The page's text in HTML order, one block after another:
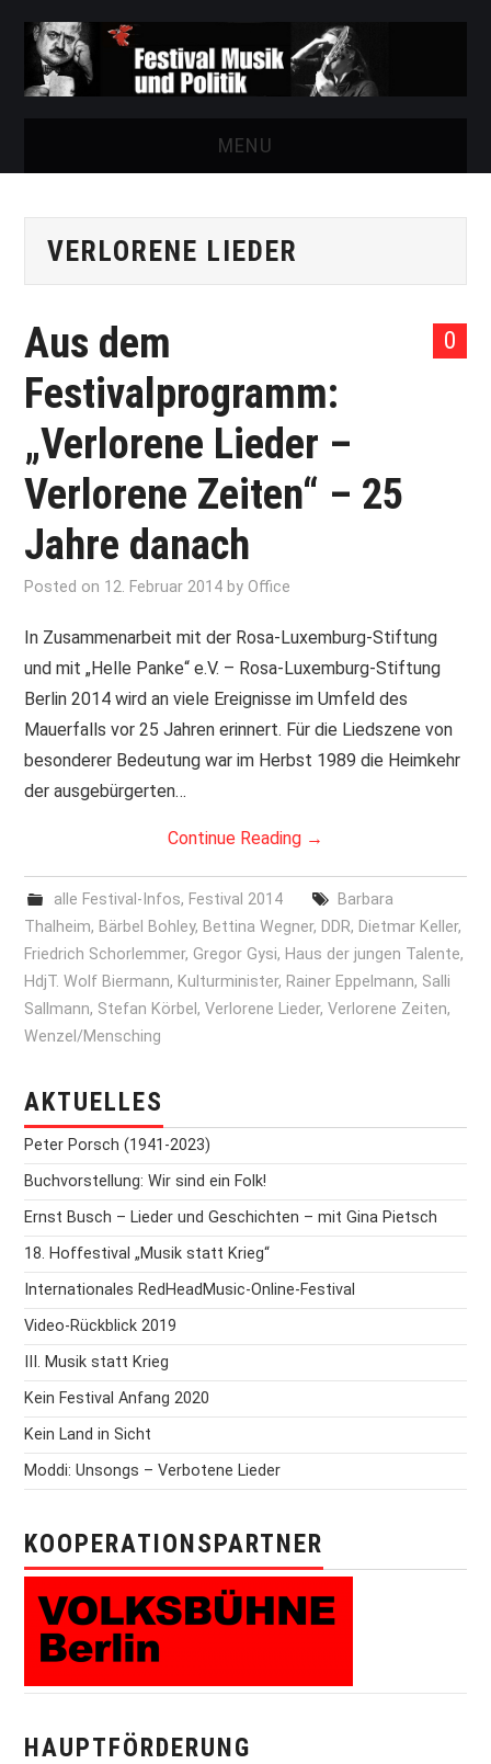
MENU
FESTIVAL
AUSSTELLUNGEN
ARCHIV
PRINT & CDS
IMPRESSUM
VERLORENE LIEDER
0
Aus dem
Festivalprogramm:
„Verlorene Lieder –
Verlorene Zeiten“ – 25
Jahre danach
Posted on 12. Februar 2014 byOffice
In Zusammenarbeit mit der Rosa-Luxemburg-Stiftung
und mit „Helle Panke“ e.V. – Rosa-Luxemburg-Stiftung
Berlin 2014 wird an viele Ereignisse im Umfeld des
Mauerfalls vor 25 Jahren erinnert. Für die Liedszene von
besonderer Bedeutung war im Herbst 1989 die Heimkehr
der ausgebürgerten…
Continue Reading →
alle Festival-Infos, Festival 2014
Barbara
Thalheim, Bärbel Bohley, Bettina Wegner, DDR, Dietmar Keller,
Friedrich Schorlemmer,Gregor Gysi, Haus der jungen Talente,
HdjT. Wolf Biermann, Kulturminister, Rainer Eppelmann, Salli
Sallmann, Stefan Körbel,Verlorene Lieder,Verlorene Zeiten,
Wenzel/Mensching
AKTUELLES
Peter Porsch (1941-2023)
Buchvorstellung: Wir sind ein Folk!
Ernst Busch – Lieder und Geschichten – mit Gina Pietsch
18. Hoffestival „Musik statt Krieg“
Internationales RedHeadMusic-Online-Festival
Video-Rückblick 2019
III. Musik statt Krieg
Kein Festival Anfang 2020
Kein Land in Sicht
Moddi: Unsongs – Verbotene Lieder
KOOPERATIONSPARTNER
HAUPTFÖRDERUNG